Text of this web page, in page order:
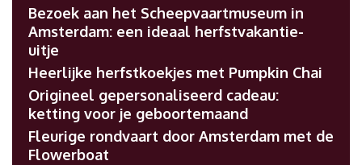
Bezoek aan het Scheepvaartmuseum in
Amsterdam: een ideaal herfstvakantie-
uitje
Heerlijke herfstkoekjes met Pumpkin Chai
Origineel gepersonaliseerd cadeau:
ketting voor je geboortemaand
Fleurige rondvaart door Amsterdam met de
Flowerboat